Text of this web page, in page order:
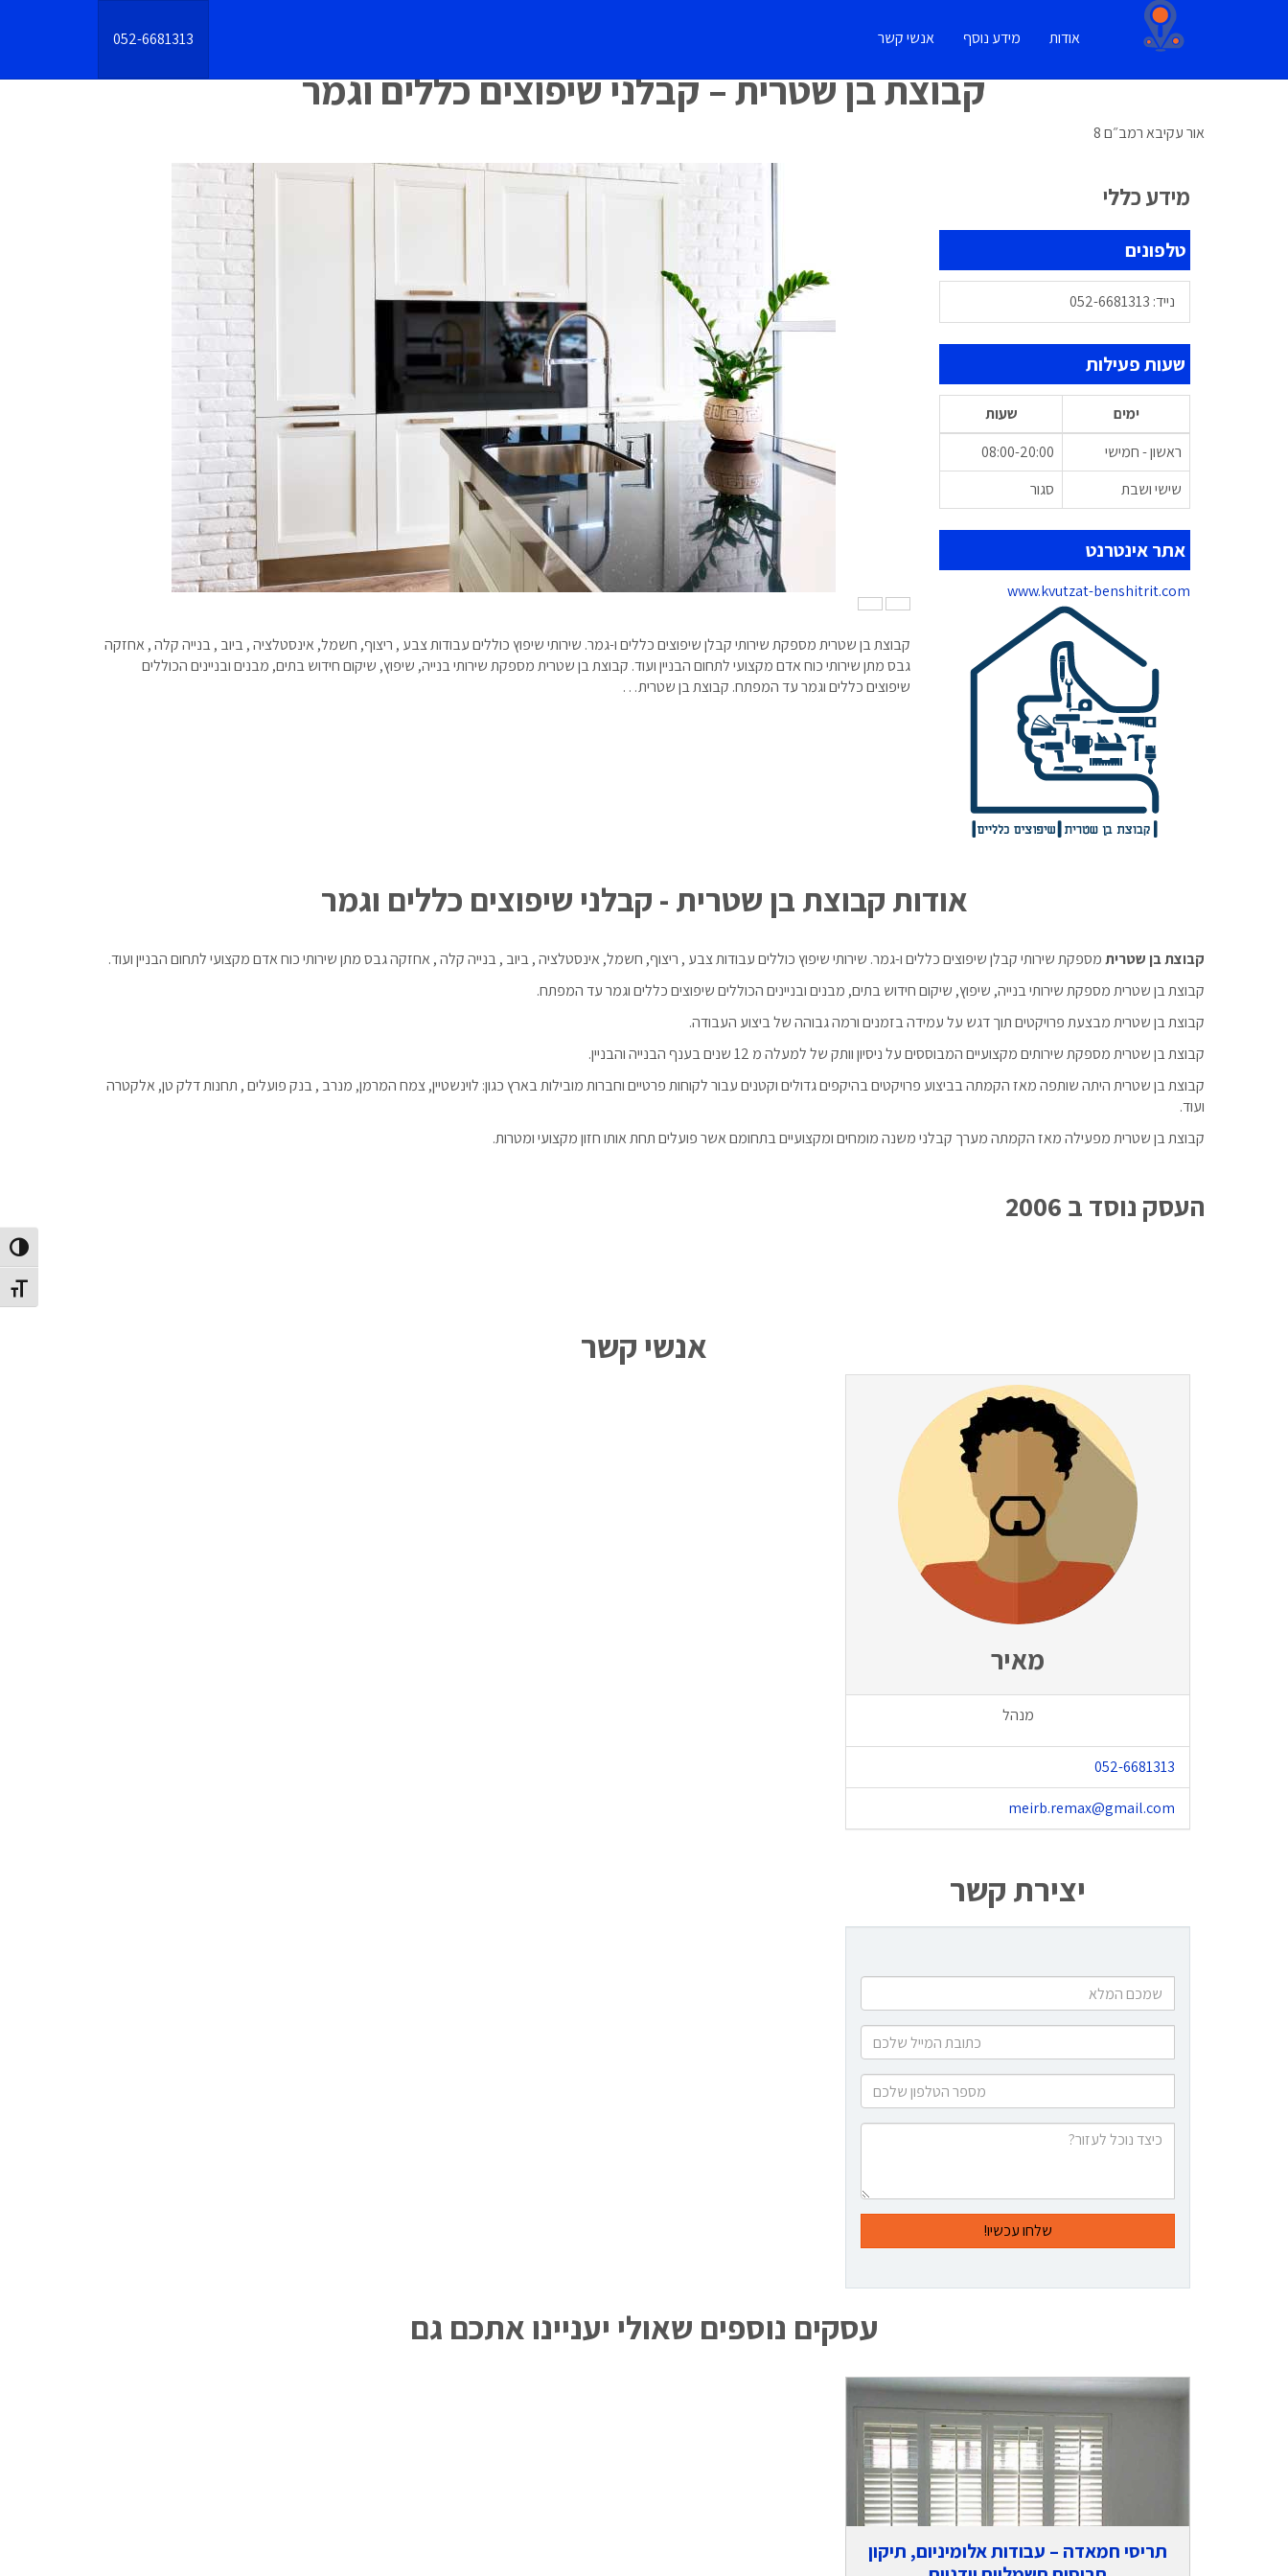
מתג
אודות מידע נוסף אנשי קשר 052-6681313
קבוצת בן שטרית – קבלני שיפוצים כללים וגמר
אור עקיבארמב״ם 8
מידע כללי
טלפונים
נייד: 052-6681313
שעות פעילות
ימים
שעות
ראשון - חמישי
08:00-20:00
שישי ושבת
סגור
אתר אינטרנט
www.kvutzat-benshitrit.com
נגן
עצירה
קבוצת בן שטרית מספקת שירותי קבלן שיפוצים כללים ו-גמר. שירותי שיפוץ כוללים עבודות צבע , ריצוף, חשמל, אינסטלציה , ביוב , בנייה קלה , אחזקה
גבס מתן שירותי כוח אדם מקצועי לתחום הבניין ועוד. ​קבוצת בן שטרית מספקת שירותי בנייה, שיפוץ, שיקום חידוש בתים, מבנים ובניינים הכוללים
שיפוצים כללים וגמר עד המפתח. קבוצת בן שטרית…
אודות קבוצת בן שטרית - קבלני שיפוצים כללים וגמר
קבוצת בן שטריתמספקת שירותי קבלן שיפוצים כללים ו-גמר. שירותי שיפוץ כוללים עבודות צבע , ריצוף, חשמל, אינסטלציה , ביוב , בנייה קלה , אחזקה גבס מתן שירותי כוח אדם מקצועי לתחום הבניין ועוד.
​קבוצת בן שטרית מספקת שירותי בנייה, שיפוץ, שיקום חידוש בתים, מבנים ובניינים הכוללים שיפוצים כללים וגמר עד המפתח.
קבוצת בן שטרית מבצעת פרויקטים תוך דגש על עמידה בזמנים ורמה גבוהה של ביצוע העבודה.
קבוצת בן שטרית מספקת שירותים מקצועיים המבוססים על ניסיון וותק של למעלה מ 12 שנים בענף הבנייה והבניין.
קבוצת בן שטרית היתה שותפה מאז הקמתה בביצוע פרויקטים בהיקפים גדולים וקטנים עבור לקוחות פרטיים וחברות מובילות בארץ כגון: לוינשטיין, צמח המרמן, מנרב , בנק פועלים , תחנות דלק טן, אלקטרה
ועוד.
קבוצת בן שטרית מפעילה מאז הקמתה מערך קבלני משנה מומחים ומקצועיים בתחומם אשר פועלים תחת אותו חזון מקצועי ומטרות.
העסק נוסד ב 2006
אנשי קשר
מאיר
מנהל
052-6681313
meirb.remax@gmail.com
יצירת קשר
המלא
המייל
שלכם
הטלפון
שלכם
כיצד
עסקים נוספים שאולי יעניינו אתכם גם
תריסי חמאדה – עבודות אלומיניום, תיקון